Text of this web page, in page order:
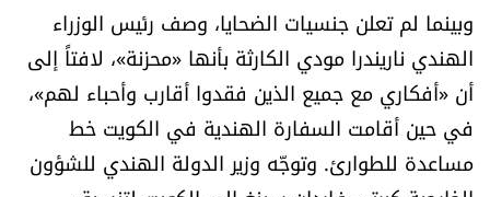
ثقافة وفنون
فصل من كتاب
اقرأ تضحك
وبينما لم تعلن جنسيات الضحايا، وصف رئيس الوزراء
الهندي ناريندرا مودي الكارثة بأنها «محزنة»، لافتاً إلى
أن «أفكاري مع جميع الذين فقدوا أقارب وأحباء لهم»،
في حين أقامت السفارة الهندية في الكويت خط
مساعدة للطوارئ. وتوجّه وزير الدولة الهندي للشؤون